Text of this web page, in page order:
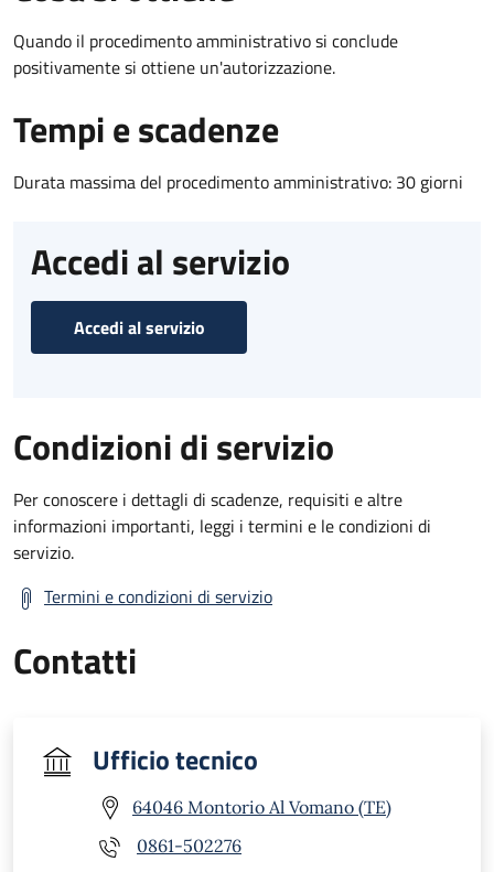
Quando il procedimento amministrativo si conclude
positivamente si ottiene un'autorizzazione.
Tempi e scadenze
Durata massima del procedimento amministrativo: 30 giorni
Accedi al servizio
Accedi al servizio
Condizioni di servizio
Per conoscere i dettagli di scadenze, requisiti e altre
informazioni importanti, leggi i termini e le condizioni di
servizio.
Termini e condizioni di servizio
Contatti
Ufficio tecnico
64046 Montorio Al Vomano (TE)
0861-502276